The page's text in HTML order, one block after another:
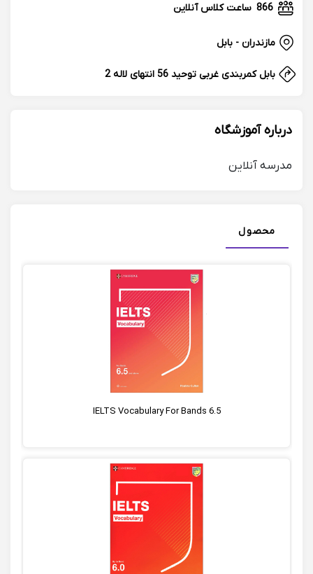
866 ساعت کلاس آنلاین
مازندران - بابل
بابل کمربندی غربی توحید 56 انتهای لاله 2
درباره آموزشگاه
مدرسه آنلاین
محصول
IELTS Vocabulary For Bands 6.5